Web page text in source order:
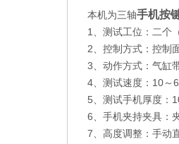
本机为三轴手机按
1、测试工位：二个
2、控制方式：控制
3、动作方式：气缸
4、测试速度：10～
5、测试手机厚度：
6、手机夹持夹具：
7、高度调整：手动